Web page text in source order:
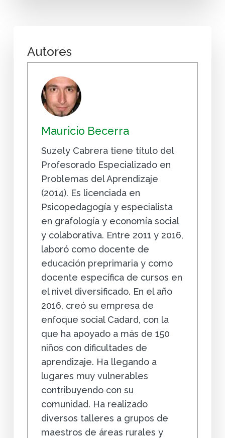
Autores
Mauricio Becerra
Suzely Cabrera tiene título del
Profesorado Especializado en
Problemas del Aprendizaje
(2014). Es licenciada en
Psicopedagogía y especialista
en grafología y economía social
y colaborativa. Entre 2011 y 2016,
laboró como docente de
educación preprimaria y como
docente específica de cursos en
el nivel diversificado. En el año
2016, creó su empresa de
enfoque social Cadard, con la
que ha apoyado a más de 150
niños con dificultades de
aprendizaje. Ha llegando a
lugares muy vulnerables
contribuyendo con su
comunidad. Ha realizado
diversos talleres a grupos de
maestros de áreas rurales y